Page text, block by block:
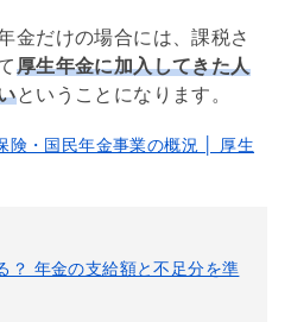
金だけの場合には、課税さ
厚生年金に加入してきた人
ということになります。
険・国民年金事業の概況 │ 厚生
？ 年金の支給額と不足分を準